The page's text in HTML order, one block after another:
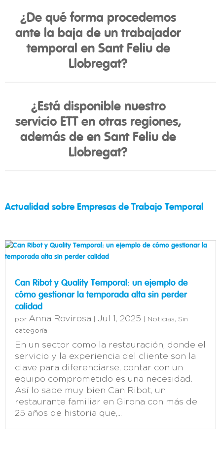
¿De qué forma procedemos
ante la baja de un trabajador
temporal en Sant Feliu de
Llobregat?
¿Está disponible nuestro
servicio ETT en otras regiones,
además de en Sant Feliu de
Llobregat?
Actualidad sobre Empresas de Trabajo Temporal
Can Ribot y Quality Temporal: un ejemplo de
cómo gestionar la temporada alta sin perder
calidad
por Anna Rovirosa Jul 1, 2025 Noticias, Sin
categoría
En un sector como la restauración, donde el
servicio y la experiencia del cliente son la
clave para diferenciarse, contar con un
equipo comprometido es una necesidad.
Así lo sabe muy bien Can Ribot, un
restaurante familiar en Girona con más de
25 años de historia que,...